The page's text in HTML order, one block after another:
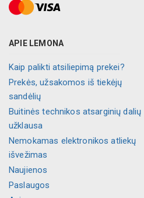
APIE LEMONA
Kaip palikti atsiliepimą prekei?
Prekės, užsakomos iš tiekėjų
sandėlių
Buitinės technikos atsarginių dalių
užklausa
Nemokamas elektronikos atliekų
išvežimas
Naujienos
Paslaugos